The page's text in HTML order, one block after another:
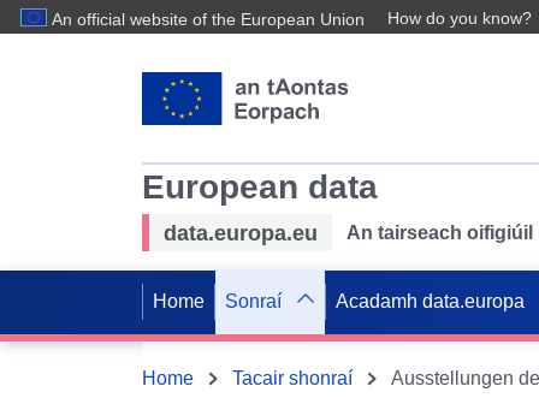
An official website of the European Union How do you know?
European data
data.europa.eu An tairseach
Home Sonraí Acadamh data.europa
Home Tacair shonraí Ausstellungen